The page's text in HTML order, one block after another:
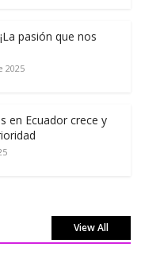
pasión que nos
2025
en Ecuador crece y
View All